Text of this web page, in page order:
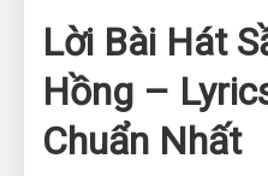
Lời Bài Hát
Hồng –
Chuẩn Nhất